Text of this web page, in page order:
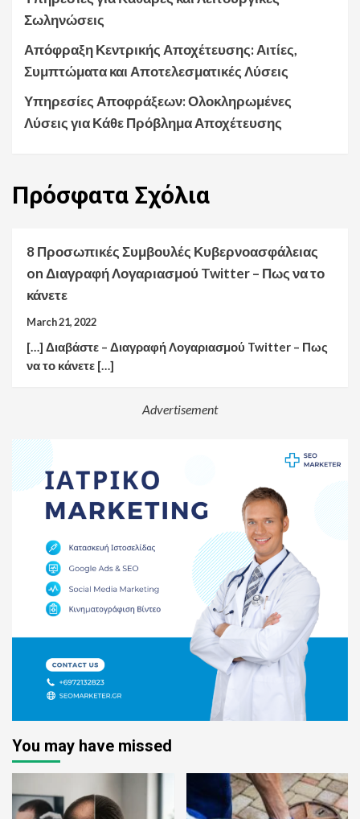
Σωληνώσεις
Απόφραξη Κεντρικής Αποχέτευσης: Αιτίες,
Συμπτώματα και Αποτελεσματικές Λύσεις
Υπηρεσίες Αποφράξεων: Ολοκληρωμένες
Λύσεις για Κάθε Πρόβλημα Αποχέτευσης
Πρόσφατα Σχόλια
8 Προσωπικές Συμβουλές Κυβερνοασφάλειας
onΔιαγραφή Λογαριασμού Twitter – Πως να το
κάνετε
March 21, 2022
[…] Διαβάστε – Διαγραφή Λογαριασμού Twitter – Πως
να το κάνετε […]
Advertisement
You may have missed